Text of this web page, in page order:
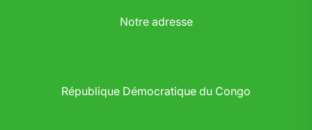
Notre adresse
République Démocratique du Congo